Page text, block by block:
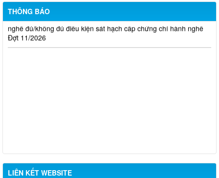
THÔNG BÁO
Thông báo kết quả đánh giá hồ sơ đề nghị cấp chứng chỉ hành
nghề đủ/không đủ điều kiện sát hạch cấp chứng chỉ hành nghề
Đợt 11/2026
LIÊN KẾT WEBSITE